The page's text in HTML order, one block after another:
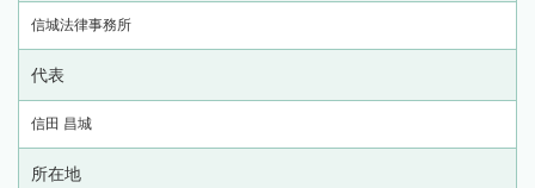
信城法律事務所
代表
信田 昌城
所在地